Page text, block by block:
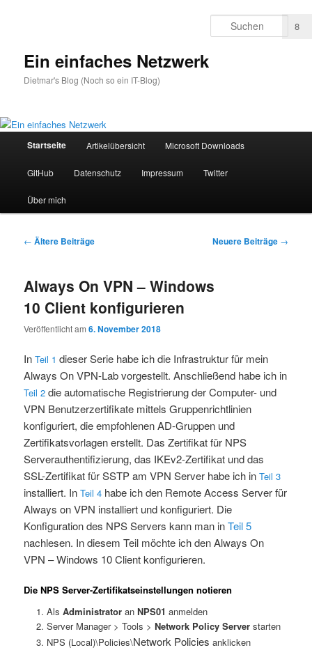
Ein einfaches Netzwerk
Dietmar's Blog (Noch so ein IT-Blog)
HauptmenüStartseite Artikelübersicht Microsoft Downloads
GitHub Datenschutz Impressum Twitter
Über mich
Beitragsnavigation
← Ältere Beiträge Neuere Beiträge →
Always On VPN – Windows
10 Client konfigurieren
Veröffentlicht am6. November 2018
4
InTeil 1 dieser Serie habe ich die Infrastruktur für mein
Always On VPN-Lab vorgestellt. Anschließend habe ich in
Teil 2 die automatische Registrierung der Computer- und
VPN Benutzerzertifikate mittels Gruppenrichtlinien
konfiguriert, die empfohlenen AD-Gruppen und
Zertifikatsvorlagen erstellt. Das Zertifikat für NPS
Serverauthentifizierung, das IKEv2-Zertifikat und das
SSL-Zertifikat für SSTP am VPN Server habe ich inTeil 3
installiert. InTeil 4 habe ich den Remote Access Server für
Always on VPN installiert und konfiguriert. Die
Konfiguration des NPS Servers kann man inTeil 5
nachlesen. In diesem Teil möchte ich den Always On
VPN – Windows 10 Client konfigurieren.
Die NPS Server-Zertifikatseinstellungen notieren
Als Administratoran NPS01 anmelden
Server Manager > Tools > Network Policy Serverstarten
NPS (Local)\Policies\Network Policies anklicken
3
8